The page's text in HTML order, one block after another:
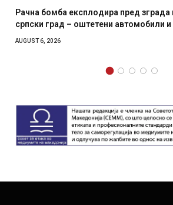
Рачна бомба експлодира пред зграда
српски град – оштетени автомобили
AUGUST 6, 2026